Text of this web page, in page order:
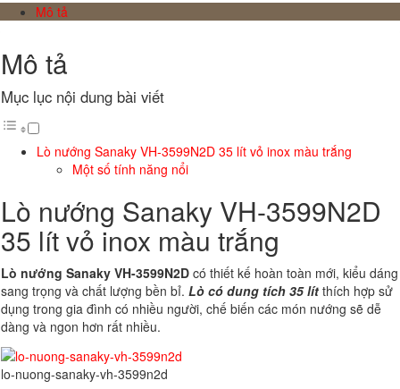
Mô tả
Mô tả
Mục lục nội dung bài viết
Lò nướng Sanaky VH-3599N2D 35 lít vỏ inox màu trắng
Một số tính năng nổi
Lò nướng Sanaky VH-3599N2D
35 lít vỏ inox màu trắng
Lò nướng Sanaky VH-3599N2D có thiết kế hoàn toàn mới, kiểu dáng
sang trọng và chất lượng bền bỉ. Lò có dung tích 35 lít thích hợp sử
dụng trong gia đình có nhiều người, chế biến các món nướng sẽ dễ
dàng và ngon hơn rất nhiều.
lo-nuong-sanaky-vh-3599n2d